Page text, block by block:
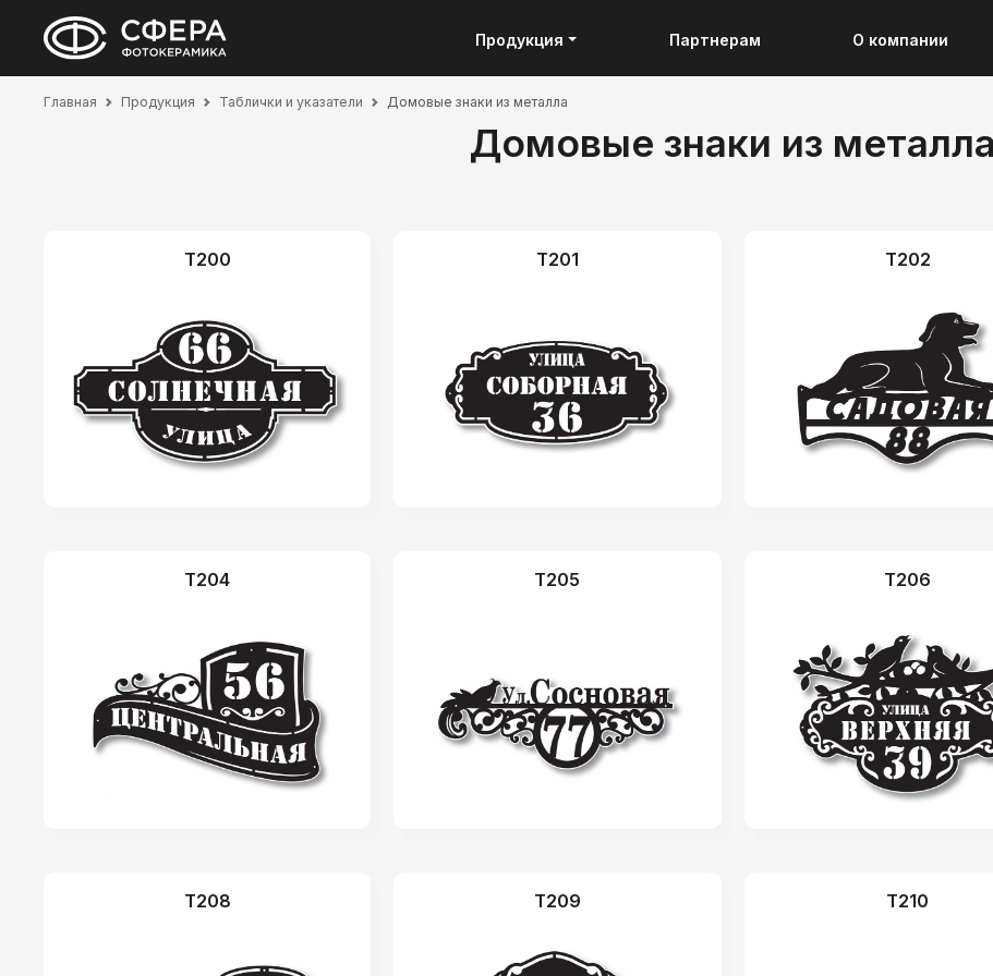
Продукция Партнерам О компании
Главная Продукция Таблички и указатели Домовые знаки из металла
Домовые знаки из металла
T200 T201 T202
T204 T205 T206
T208 T209 T210